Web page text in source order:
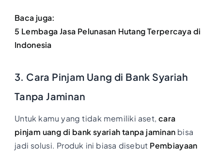
Baca juga:
5 Lembaga Jasa Pelunasan Hutang Terpercaya di
Indonesia
3. Cara Pinjam Uang di Bank Syariah
Tanpa Jaminan
Untuk kamu yang tidak memiliki aset,cara
pinjam uang di bank syariah tanpa jaminan bisa
jadi solusi. Produk ini biasa disebut Pembiayaan